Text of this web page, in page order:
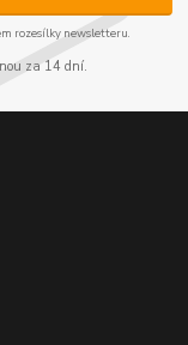
rozesílky newsletteru.
za 14 dní.